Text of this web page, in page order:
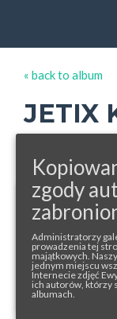
« back to album
JETIX
zgody
Administratorzy
prowadzenia tej
majątkowych.
jednym miejscu
Internecie zdjęć
ich autorów, którzy
albumach.